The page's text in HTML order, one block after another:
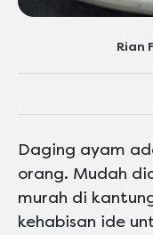
Rian
Daging ayam
orang. Mudah
murah di
kehabisan ide